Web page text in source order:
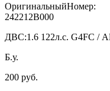
ОригинальныйНомер:
242212B000
ДВС:1.6 122л.с. G4FC /
Б.у.
200 руб.